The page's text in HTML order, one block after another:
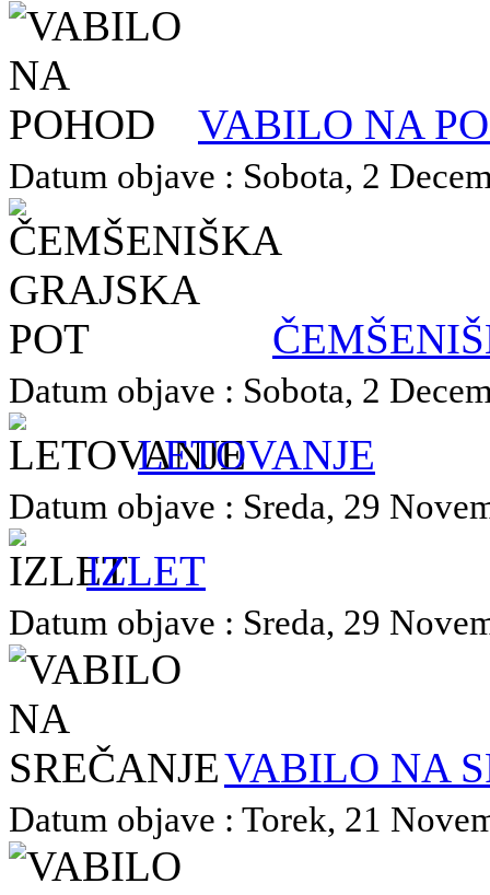
VABILO NA
Datum objave : Sobota, 2
Datum objave : Sobota, 2
LETOVANJE
Datum objave : Sreda, 29
IZLET
Datum objave : Sreda, 29
VABILO NA
Datum objave : Torek, 21